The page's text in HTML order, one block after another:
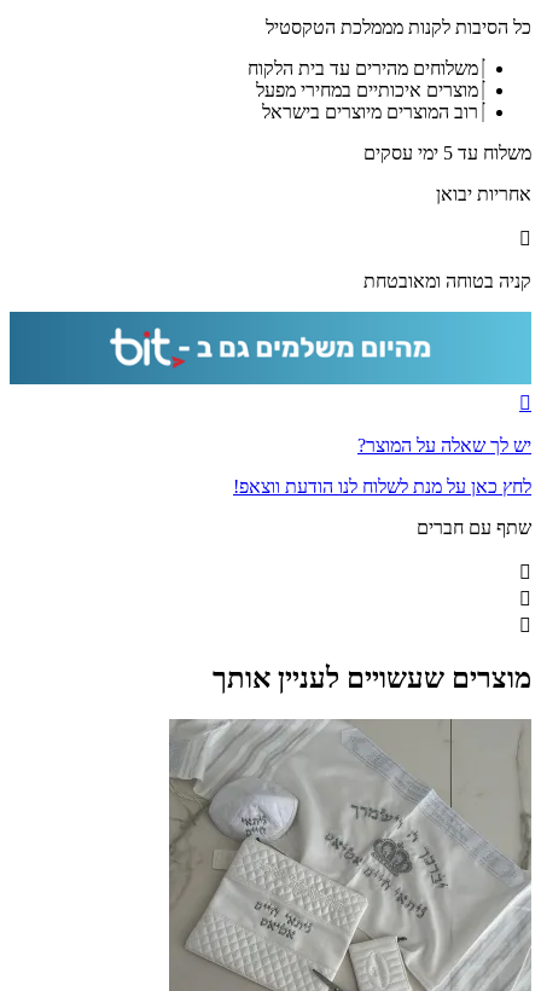
בריך
מלבנית
לבית
כנסת
קנבס
זכוכית
כל הסיבות לקנות מממלכת הטקסטיל
משלוחים מהירים עד בית הלקוח
מוצרים איכותיים במחירי מפעל
רוב המוצרים מיוצרים בישראל
משלוח עד 5 ימי עסקים
אחריות יבואן
קניה בטוחה ומאובטחת
יש לך שאלה על המוצר?
לחץ כאן על מנת לשלוח לנו הודעת ווצאפ!
שתף עם חברים
מוצרים שעשויים לעניין אותך